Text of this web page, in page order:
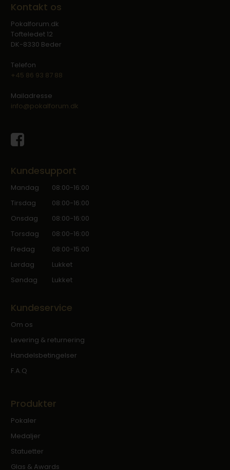
Kontakt os
Pokalforum.dk
Tofteledet 12
DK-8330 Beder
Telefon
+45 86 93 87 88
Mailadresse
info@pokalforum.dk
Kundesupport
Mandag
08:00-16:00
Tirsdag
08:00-16:00
Onsdag
08:00-16:00
Torsdag
08:00-16:00
Fredag
08:00-15:00
Lørdag
Lukket
Søndag
Lukket
Kundeservice
Om os
Levering & returnering
Handelsbetingelser
F.A.Q
Produkter
Pokaler
Medaljer
Statuetter
Glas & Awards